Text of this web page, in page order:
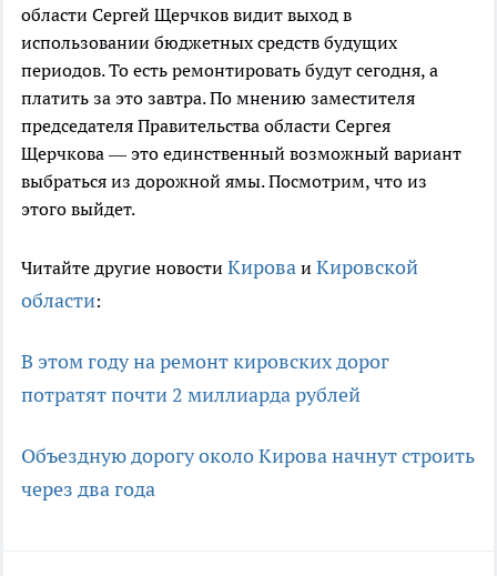
области Сергей Щерчков видит выход в
использовании бюджетных средств будущих
периодов. То есть ремонтировать будут сегодня, а
платить за это завтра. По мнению заместителя
председателя Правительства области Сергея
Щерчкова — это единственный возможный вариант
выбраться из дорожной ямы. Посмотрим, что из
этого выйдет.
Читайте другие новости Кирова и Кировской
области:
В этом году на ремонт кировских дорог
потратят почти 2 миллиарда рублей
Объездную дорогу около Кирова начнут строить
через два года